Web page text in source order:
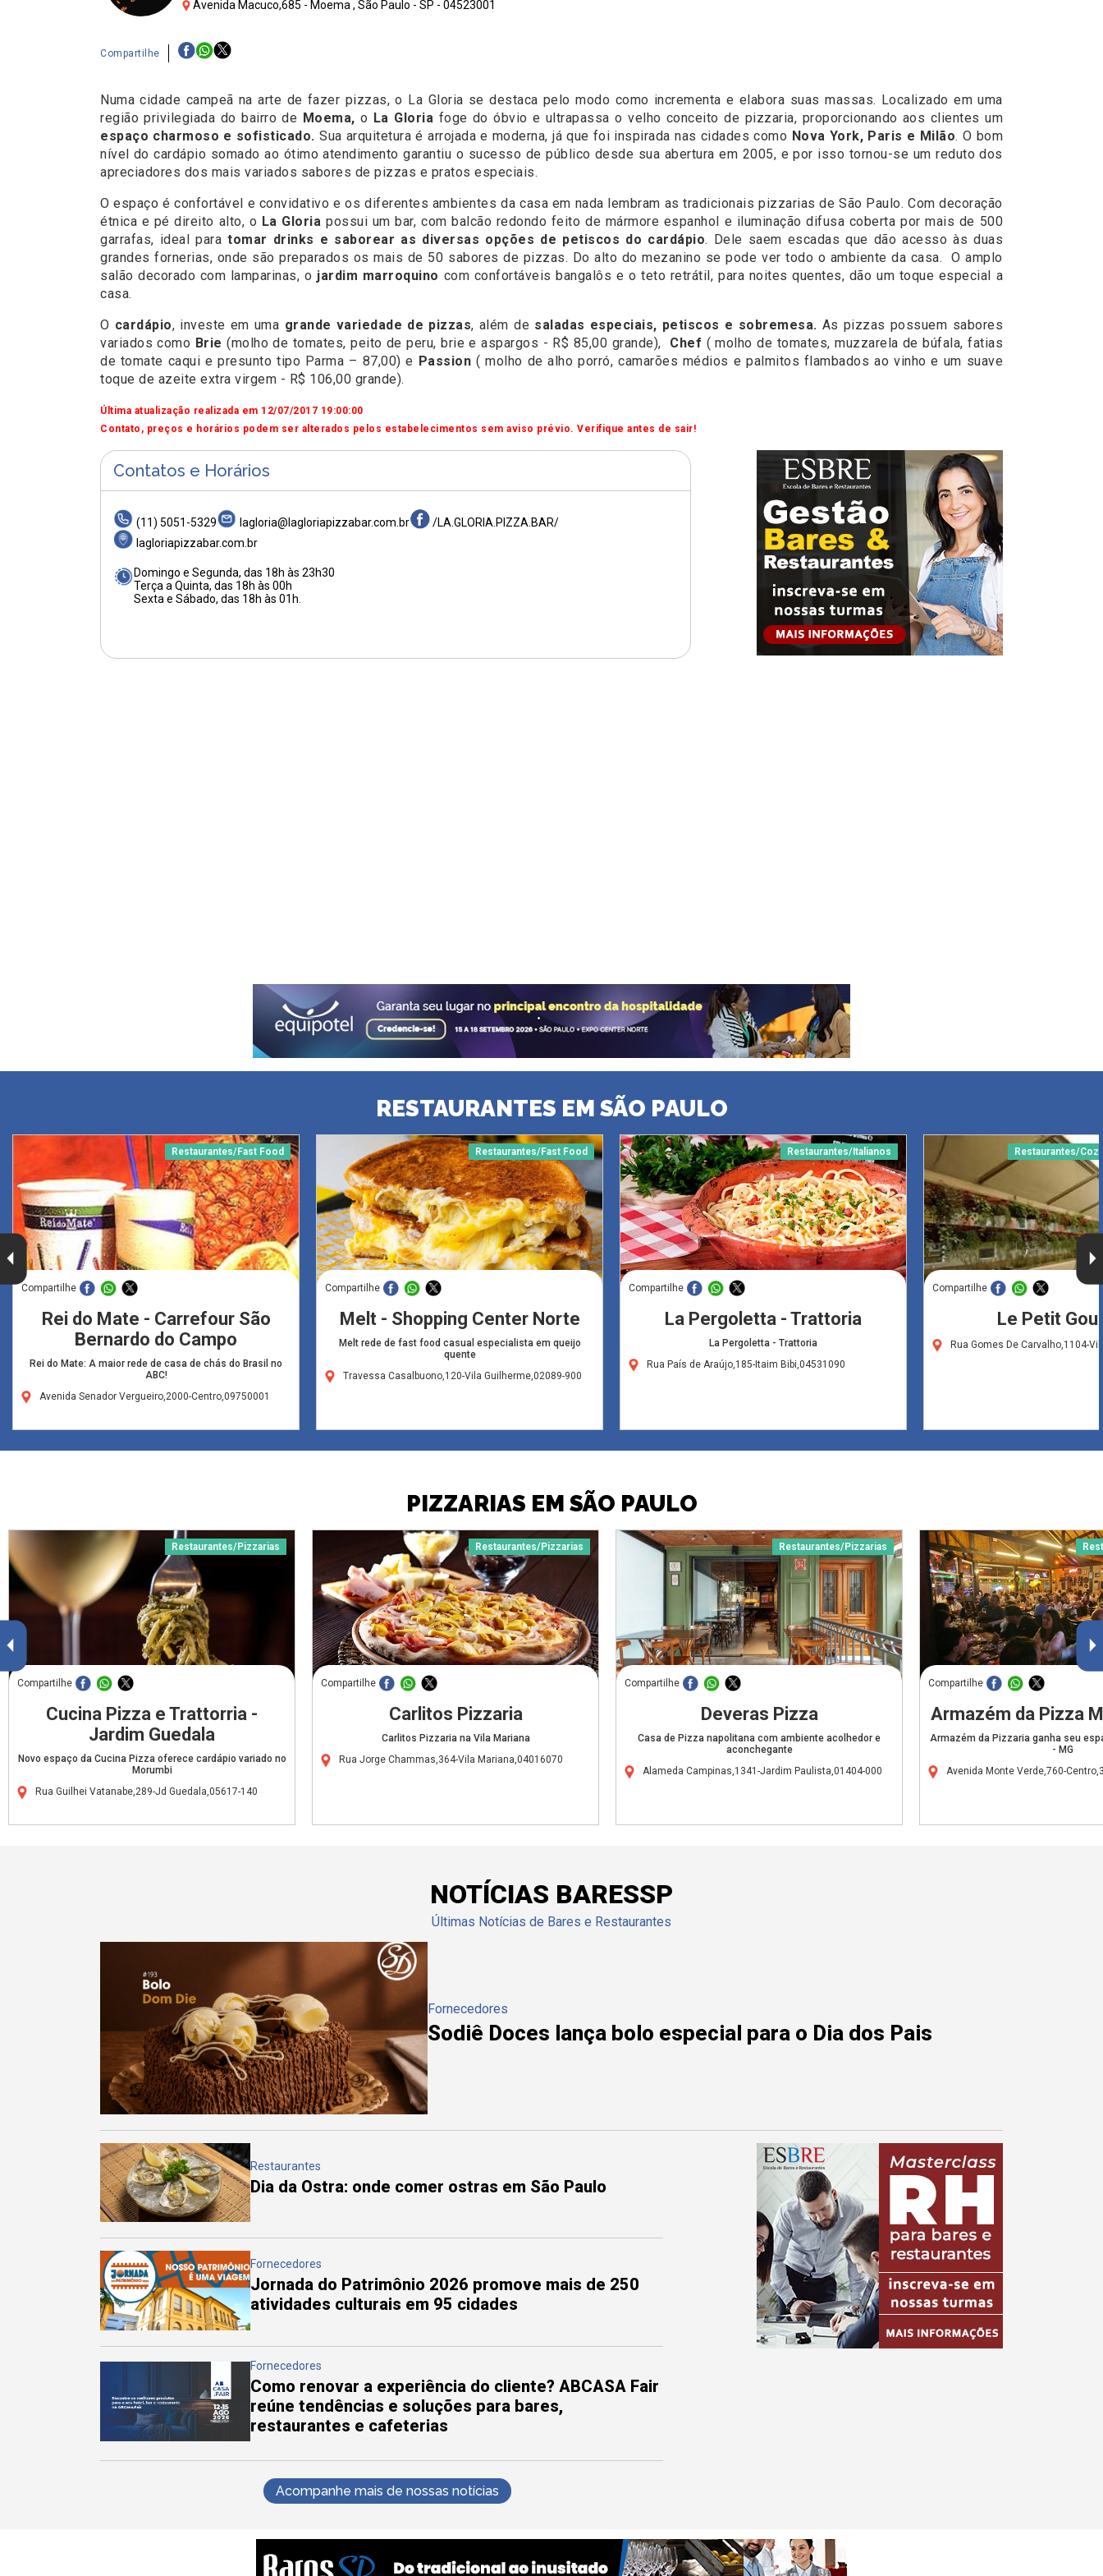
Avenida Macuco,685 - Moema , São Paulo - SP - 04523001
Compartilhe
Numa cidade campeã na arte de fazer pizzas, o La Gloria se destaca pelo modo como incrementa e elabora suas massas. Localizado em uma
região privilegiada do bairro de Moema, o La Gloria foge do óbvio e ultrapassa o velho conceito de pizzaria, proporcionando aos clientes um
espaço charmoso e sofisticado. Sua arquitetura é arrojada e moderna, já que foi inspirada nas cidades como Nova York, Paris e Milão. O bom
nível do cardápio somado ao ótimo atendimento garantiu o sucesso de público desde sua abertura em 2005, e por isso tornou-se um reduto dos
apreciadores dos mais variados sabores de pizzas e pratos especiais.
O espaço é confortável e convidativo e os diferentes ambientes da casa em nada lembram as tradicionais pizzarias de São Paulo. Com decoração
étnica e pé direito alto, o La Gloria possui um bar, com balcão redondo feito de mármore espanhol e iluminação difusa coberta por mais de 500
garrafas, ideal para tomar drinks e saborear as diversas opções de petiscos do cardápio. Dele saem escadas que dão acesso às duas
grandes fornerias, onde são preparados os mais de 50 sabores de pizzas. Do alto do mezanino se pode ver todo o ambiente da casa. O amplo
salão decorado com lamparinas, o jardim marroquino com confortáveis bangalôs e o teto retrátil, para noites quentes, dão um toque especial a
casa.
O cardápio, investe em uma grande variedade de pizzas, além de saladas especiais, petiscos e sobremesa. As pizzas possuem sabores
variados como Brie (molho de tomates, peito de peru, brie e aspargos - R$ 85,00 grande), Chef ( molho de tomates, muzzarela de búfala, fatias
de tomate caqui e presunto tipo Parma – 87,00) e Passion ( molho de alho porró, camarões médios e palmitos flambados ao vinho e um suave
toque de azeite extra virgem - R$ 106,00 grande).
Última atualização realizada em 12/07/2017 19:00:00
Contato, preços e horários podem ser alterados pelos estabelecimentos sem aviso prévio. Verifique antes de sair!
Contatos e Horários
(11) 5051-5329 lagloria@lagloriapizzabar.com.br
/LA.GLORIA.PIZZA.BAR/
lagloriapizzabar.com.br
Domingo e Segunda, das 18h às 23h30
Terça a Quinta, das 18h às 00h
Sexta e Sábado, das 18h às 01h.
RESTAURANTES EM SÃO PAULO
Restaurantes/Fast Food
Compartilhe
Rei do Mate - Carrefour São
Bernardo do Campo
Rei do Mate: A maior rede de casa de chás do Brasil no
ABC!
Avenida Senador Vergueiro,2000-Centro,09750001
Restaurantes/Fast Food
Compartilhe
Melt - Shopping Center Norte
Melt rede de fast food casual especialista em queijo
quente
Travessa Casalbuono,120-Vila Guilherme,02089-900
Restaurantes/Italianos
Compartilhe
La Pergoletta - Trattoria
La Pergoletta - Trattoria
Rua País de Araújo,185-Itaim Bibi,04531090
Restaurantes/
Compartilhe
Le Petit
Rua Gomes De Carvalho,1104-
PIZZARIAS EM SÃO PAULO
Restaurantes/Pizzarias
Compartilhe
Cucina Pizza e Trattorria -
Jardim Guedala
Novo espaço da Cucina Pizza oferece cardápio variado no
Morumbi
Rua Guilhei Vatanabe,289-Jd Guedala,05617-140
Restaurantes/Pizzarias
Compartilhe
Carlitos Pizzaria
Carlitos Pizzaria na Vila Mariana
Rua Jorge Chammas,364-Vila Mariana,04016070
Restaurantes/Pizzarias
Compartilhe
Deveras Pizza
Casa de Pizza napolitana com ambiente acolhedor e
aconchegante
Alameda Campinas,1341-Jardim Paulista,01404-000
Compartilhe
Armazém da Pizza
Armazém da Pizzaria ganha seu
- MG
Avenida Monte Verde,760-
NOTÍCIAS BARESSP
Últimas Notícias de Bares e Restaurantes
Fornecedores
Sodiê Doces lança bolo especial para o Dia dos Pais
Restaurantes
Dia da Ostra: onde comer ostras em São Paulo
Fornecedores
Jornada do Patrimônio 2026 promove mais de 250
atividades culturais em 95 cidades
Fornecedores
Como renovar a experiência do cliente? ABCASA Fair
reúne tendências e soluções para bares,
restaurantes e cafeterias
Acompanhe mais de nossas notícias